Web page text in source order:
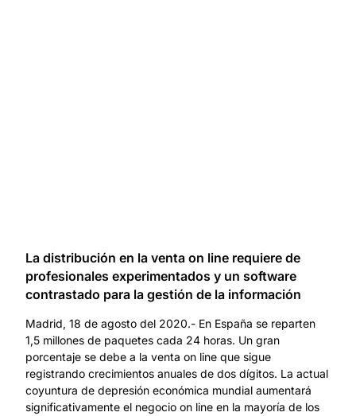
La distribución en la venta on line requiere de
profesionales experimentados y un software
contrastado para la gestión de la información
Madrid, 18 de agosto del 2020.- En España se reparten
1,5 millones de paquetes cada 24 horas. Un gran
porcentaje se debe a la venta on line que sigue
registrando crecimientos anuales de dos dígitos. La actual
coyuntura de depresión económica mundial aumentará
significativamente el negocio on line en la mayoría de los